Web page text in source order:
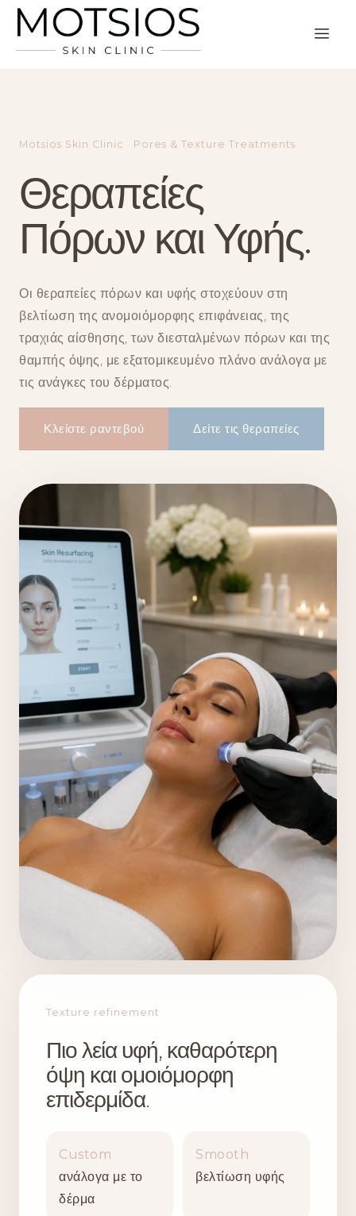
Motsios Skin Clinic · Pores & Texture Treatments
Θεραπείες
Πόρων και Υφής.
Οι θεραπείες πόρων και υφής στοχεύουν στη
βελτίωση της ανομοιόμορφης επιφάνειας, της
τραχιάς αίσθησης, των διεσταλμένων πόρων και της
θαμπής όψης, με εξατομικευμένο πλάνο ανάλογα με
τις ανάγκες του δέρματος.
Κλείστε ραντεβού Δείτε τις θεραπείες
Texture refinement
Πιο λεία υφή, καθαρότερη
όψη και ομοιόμορφη
επιδερμίδα.
Custom
ανάλογα με το
δέρμα
Smooth
βελτίωση υφής